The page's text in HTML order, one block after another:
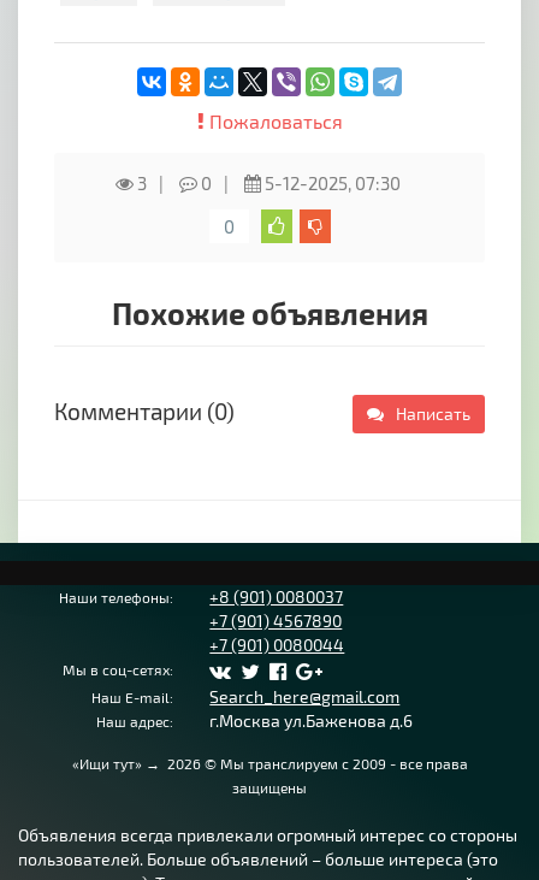
Пожаловаться
3 0
5-12-2025, 07:30
0
Похожие объявления
Комментарии (0) Написать
Наши телефоны:
+8 (901) 0080037
+7 (901) 4567890
+7 (901) 0080044
Мы в соц-сетях:
Наш E-mail:
Search_here@gmail.com
Наш адрес: г.Москва ул.Баженова д.6
«Ищи тут» → 2026© Мы транслируем с 2009 - все права
защищены
Объявления всегда привлекали огромный интерес со стороны
пользователей. Больше объявлений – больше интереса (это